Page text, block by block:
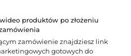
produktów po złożeniu
zamówienie znajdziesz link
gotowych do